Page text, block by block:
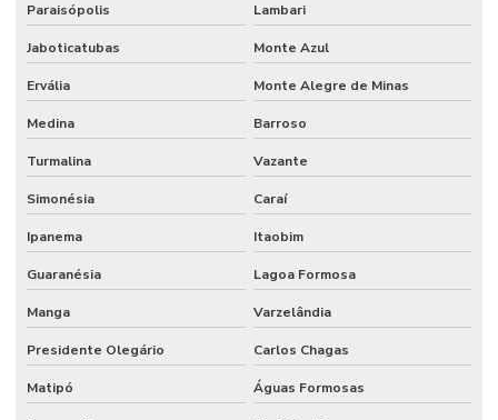
Paraisópolis Lambari
Jaboticatubas Monte Azul
Ervália Monte Alegre de Minas
Medina Barroso
Turmalina Vazante
Simonésia Caraí
Ipanema Itaobim
Guaranésia Lagoa Formosa
Manga Varzelândia
Presidente Olegário Carlos Chagas
Matipó Águas Formosas